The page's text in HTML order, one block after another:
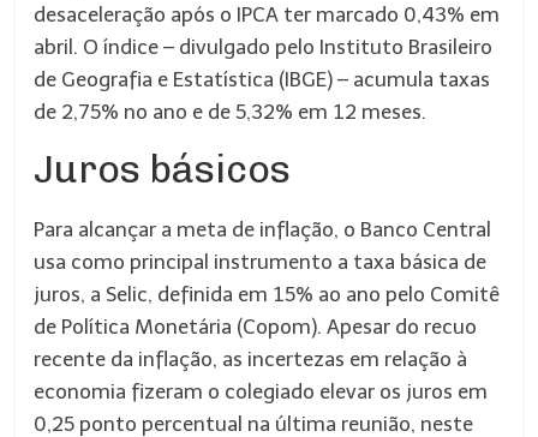
desaceleração após o IPCA ter marcado 0,43% em
abril. O índice – divulgado pelo Instituto Brasileiro
de Geografia e Estatística (IBGE) – acumula taxas
de 2,75% no ano e de 5,32% em 12 meses.
Juros básicos
Para alcançar a meta de inflação, o Banco Central
usa como principal instrumento a taxa básica de
juros, a Selic, definida em 15% ao ano pelo Comitê
de Política Monetária (Copom). Apesar do recuo
recente da inflação, as incertezas em relação à
economia fizeram o colegiado elevar os juros em
0,25 ponto percentual na última reunião, neste